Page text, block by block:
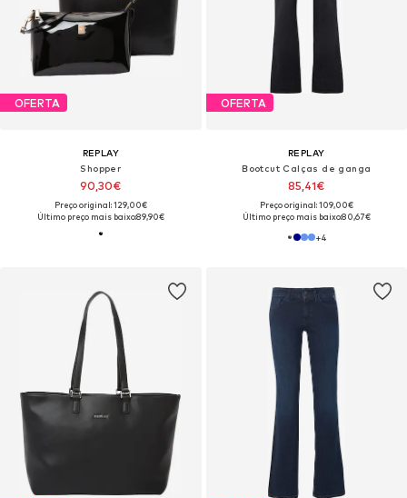
OFERTA
REPLAY
Shopper
90,30€
Preço original: 129,00€
Último preço mais baixo:89,90€
OFERTA
REPLAY
Bootcut Calças de ganga
85,41€
Preço original: 109,00€
Último preço mais baixo:80,67€
+4